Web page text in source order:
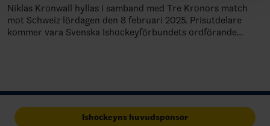
Niklas Kronwall hyllas i samband med Tre Kronors match
mot Schweiz lördagen den 8 februari 2025. Prisutdelare
kommer vara Svenska Ishockeyförbundets ordförande
Ishockeyns huvudsponsor